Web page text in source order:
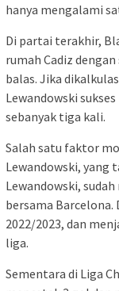
hanya mengalami
Di partai terakhir,
rumah Cadiz
balas. Jika
Lewandowski
sebanyak tiga kali.
Salah satu faktor
Lewandowski, yang
Lewandowski,
bersama Barcelona.
2022/2023, dan
liga.
Sementara di Liga